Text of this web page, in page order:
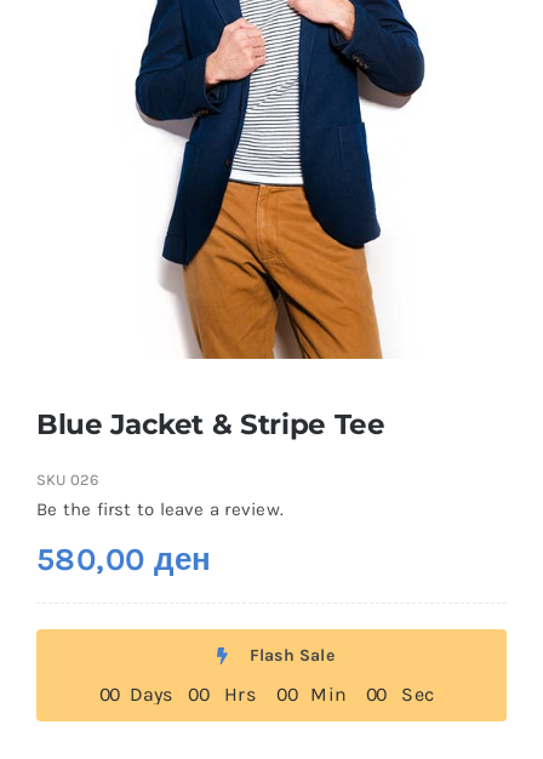
Blue Jacket & Stripe Tee
SKU 026
Be the first to leave a review.
580,00 ден
Flash Sale
00 Days 00 Hrs 00 Min 00 Sec